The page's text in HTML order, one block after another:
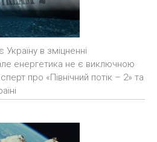
в зміцненні
енергетика не є виключною
про «Північний потік – 2» та